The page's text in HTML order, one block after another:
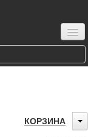
КОРЗИНА